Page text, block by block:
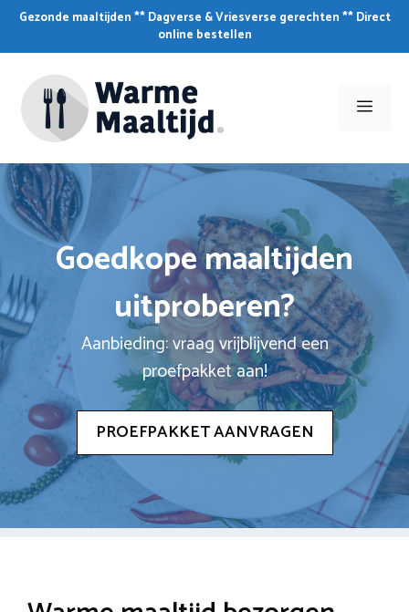
Skip
content
Gezonde maaltijden ** Dagverse & Vriesverse gerechten ** Direct
online bestellen
Menu
Goedkope maaltijden
uitproberen?
Aanbieding: vraag vrijblijvend een
proefpakket aan!
PROEFPAKKET AANVRAGEN